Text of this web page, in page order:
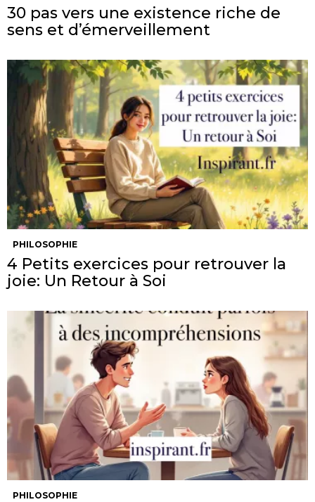
30 pas vers une existence riche de
sens et d’émerveillement
PHILOSOPHIE
4 Petits exercices pour retrouver la
joie: Un Retour à Soi
PHILOSOPHIE